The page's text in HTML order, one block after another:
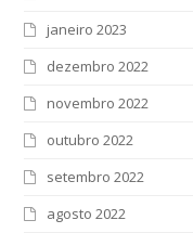
janeiro 2023
dezembro 2022
novembro 2022
outubro 2022
setembro 2022
agosto 2022